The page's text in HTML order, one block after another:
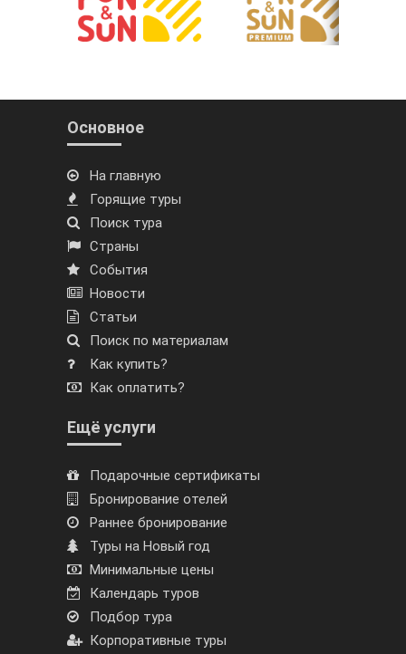
Основное
На главную
Горящие туры
Поиск тура
Страны
События
Новости
Статьи
Поиск по материалам
Как купить?
Как оплатить?
Ещё услуги
Подарочные сертификаты
Бронирование отелей
Раннее бронирование
Туры на Новый год
Минимальные цены
Календарь туров
Подбор тура
Корпоративные туры